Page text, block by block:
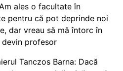
ales o facultate în
pentru că pot deprinde noi
dar vreau să mă întorc în
devin profesor
Tanczos Barna: Dacă